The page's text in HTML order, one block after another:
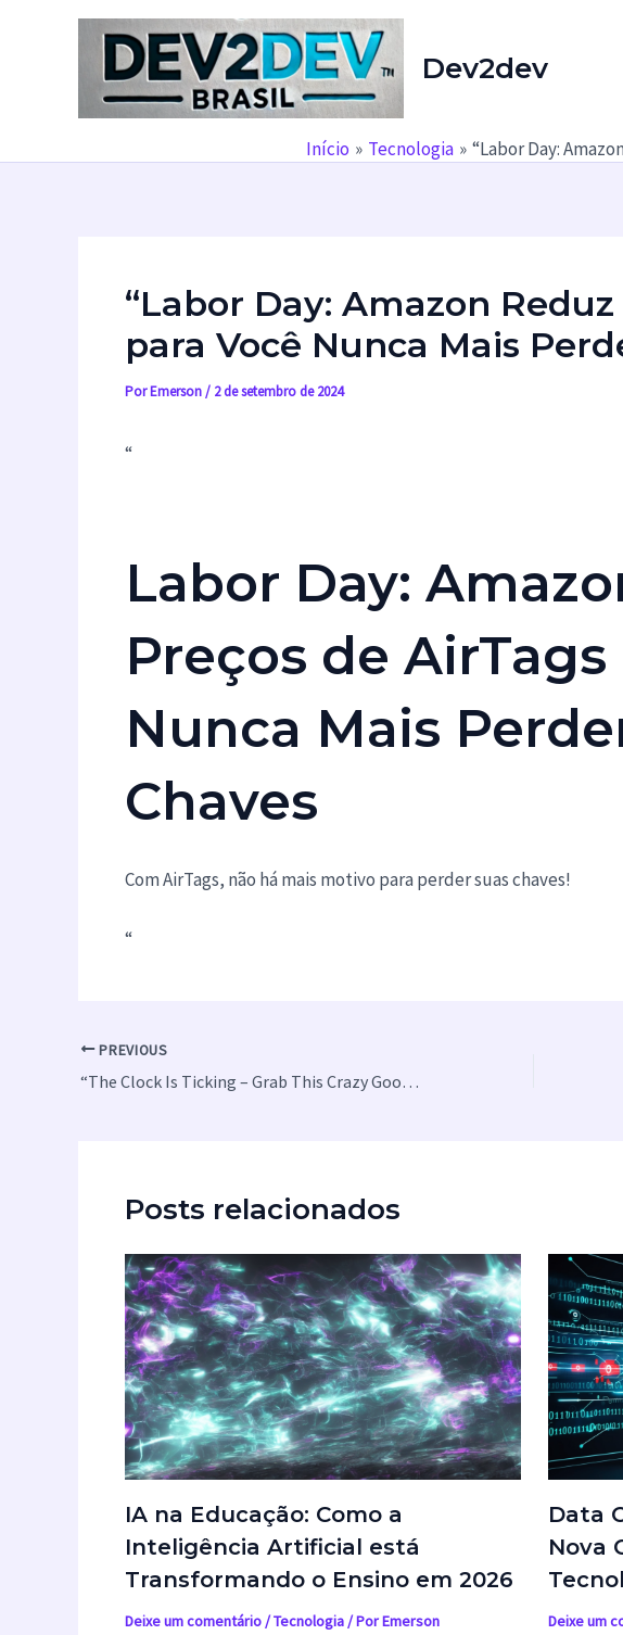
Dev2dev
Início Tecnologia “Labor Day:
“Labor Day: Amazon
para Você Nunca Mais
PorEmerson/ 2 de setembro de 2024
“
Labor Day:
Preços de AirTags
Nunca Mais
Chaves
Com AirTags, não há mais motivo para perder suas chaves!
“
PREVIOUS
“The Clock Is Ticking – Grab This Crazy Good NordVPN Deal Today!”
Posts relacionados
IA na Educação: Como a
Inteligência Artificial está
Transformando o Ensino em 2026
Deixe um comentário/Tecnologia/ PorEmerson
Data
Nova
Deixe um